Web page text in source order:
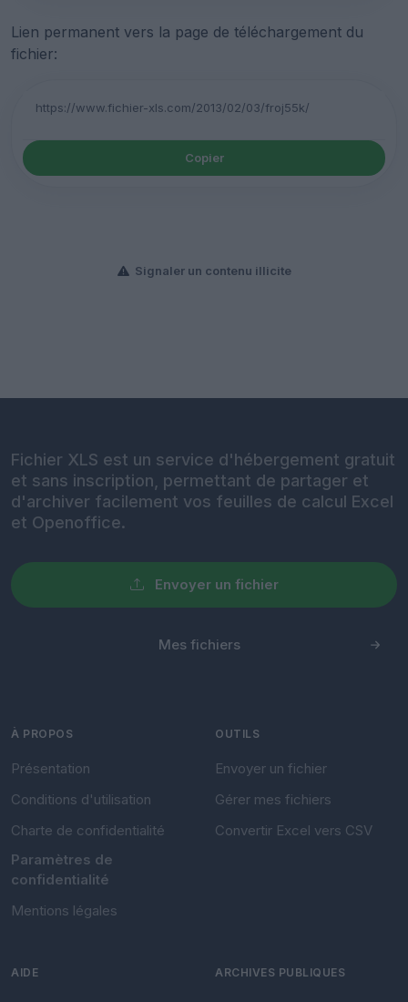
Lien permanent vers la page de téléchargement du
fichier:
Copier
Signaler un contenu illicite
Fichier XLS est un service d'hébergement gratuit
et sans inscription, permettant de partager et
d'archiver facilement vos feuilles de calcul Excel
et Openoffice.
Envoyer un fichier
Mes fichiers
À PROPOS
Présentation
Conditions d'utilisation
Charte de confidentialité
Paramètres de
confidentialité
Mentions légales
OUTILS
Envoyer un fichier
Gérer mes fichiers
Convertir Excel vers CSV
AIDE ARCHIVES PUBLIQUES